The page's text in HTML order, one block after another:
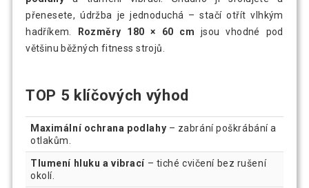
přenesete, údržba je jednoduchá – stačí otřít vlhkým
hadříkem.
Rozměry 180 × 60 cm jsou vhodné pod
většinu běžných fitness strojů.
TOP 5 klíčových výhod
Maximální ochrana podlahy – zabrání poškrábání a
otlakům.
Tlumení hluku a vibrací– tiché cvičení bez rušení
okolí.